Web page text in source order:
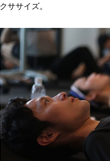
クササイズ。